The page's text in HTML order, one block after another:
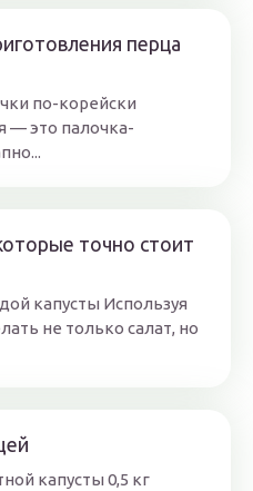
перца
по-корейски
— это палочка-
точно стоит
капусты Используя
не только салат, но
капусты 0,5 кг